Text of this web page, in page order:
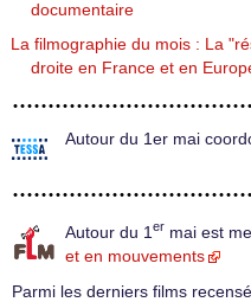
documentaire
La filmographie du mois : La
droite en France et en
Autour du 1er mai
Autour du 1 er mai est
et en mouvements
Parmi les derniers films